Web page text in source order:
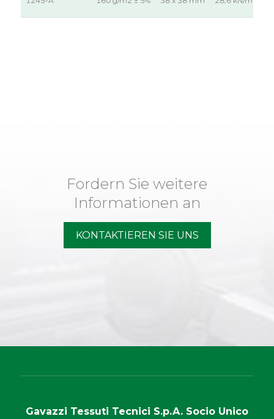
Fordern Sie weitere
Informationen an
KONTAKTIEREN SIE UNS
Gavazzi Tessuti Tecnici S.p.A. Socio Unico